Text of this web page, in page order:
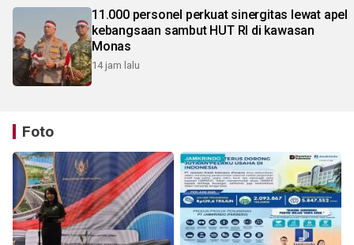
11.000 personel perkuat sinergitas lewat apel
kebangsaan sambut HUT RI di kawasan
Monas
14 jam lalu
Foto